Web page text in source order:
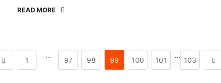
READ MORE
1
…
97 98 99 100 101
…
103